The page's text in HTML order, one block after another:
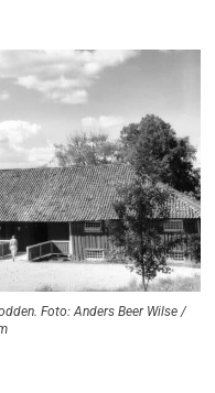
Foto: Anders Beer Wilse /